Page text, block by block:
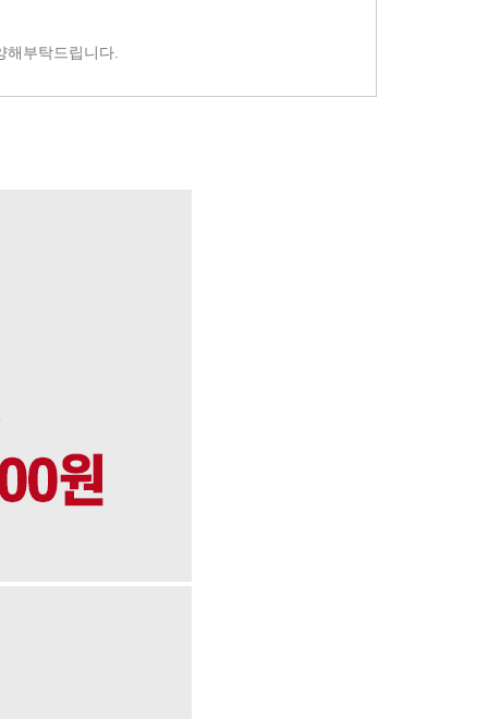
해부탁드립니다.